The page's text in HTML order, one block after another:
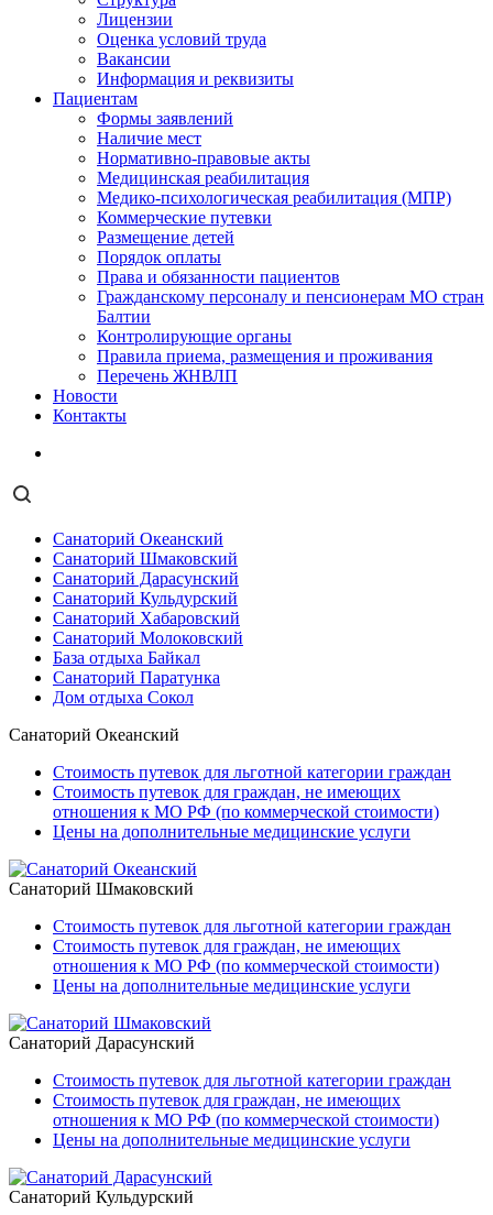
Лицензии
Оценка условий труда
Вакансии
Информация и реквизиты
Пациентам
Формы заявлений
Наличие мест
Нормативно-правовые акты
Медицинская реабилитация
Медико-психологическая реабилитация (МПР)
Коммерческие путевки
Размещение детей
Порядок оплаты
Права и обязанности пациентов
Гражданскому персоналу и пенсионерам МО стран
Балтии
Контролирующие органы
Правила приема, размещения и проживания
Перечень ЖНВЛП
Новости
Контакты
Санаторий Океанский
Санаторий Шмаковский
Санаторий Дарасунский
Санаторий Кульдурский
Санаторий Хабаровский
Санаторий Молоковский
База отдыха Байкал
Санаторий Паратунка
Дом отдыха Сокол
Санаторий Океанский
Стоимость путевок для льготной категории граждан
Стоимость путевок для граждан, не имеющих
отношения к МО РФ (по коммерческой стоимости)
Цены на дополнительные медицинские услуги
Санаторий Шмаковский
Стоимость путевок для льготной категории граждан
Стоимость путевок для граждан, не имеющих
отношения к МО РФ (по коммерческой стоимости)
Цены на дополнительные медицинские услуги
Санаторий Дарасунский
Стоимость путевок для льготной категории граждан
Стоимость путевок для граждан, не имеющих
отношения к МО РФ (по коммерческой стоимости)
Цены на дополнительные медицинские услуги
Санаторий Кульдурский